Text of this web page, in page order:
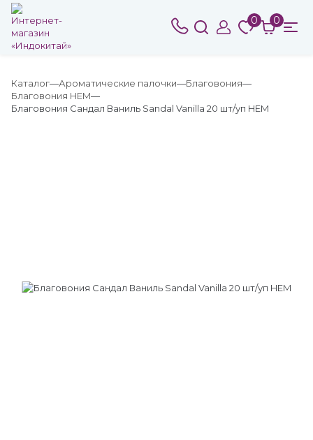
0 0
Каталог Ароматические палочки
Благовония
Благовония HEM
Благовония Сандал Ваниль Sandal Vanilla 20 шт/уп HEM